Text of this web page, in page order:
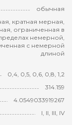
обычная
кратная мерная,
ограниченная в
немерной,
с немерной
длиной
0,4, 0,5, 0,6, 0,8, 1,2
314.159
4.0549033919267
I, II, III, IV